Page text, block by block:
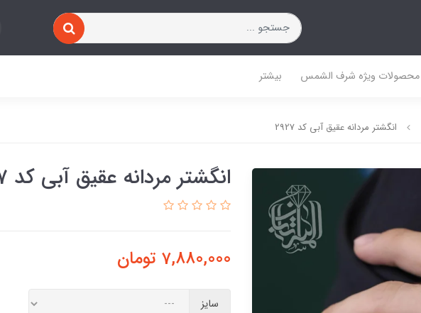
محصولات ویژه شرف الشمس بیشتر
انگشتر مردانه عقیق آبی کد 2927
انگشتر مردانه عقیق آبی کد 2927
7,880,000 تومان
سایز